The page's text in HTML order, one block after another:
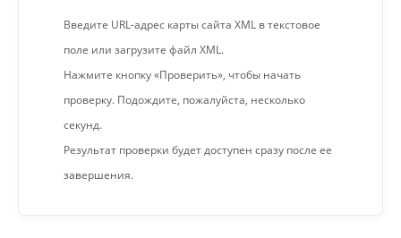
Введите URL-адрес карты сайта XML в текстовое
поле или загрузите файл XML.
Нажмите кнопку «Проверить», чтобы начать
проверку. Подождите, пожалуйста, несколько
секунд.
Результат проверки будет доступен сразу после ее
завершения.